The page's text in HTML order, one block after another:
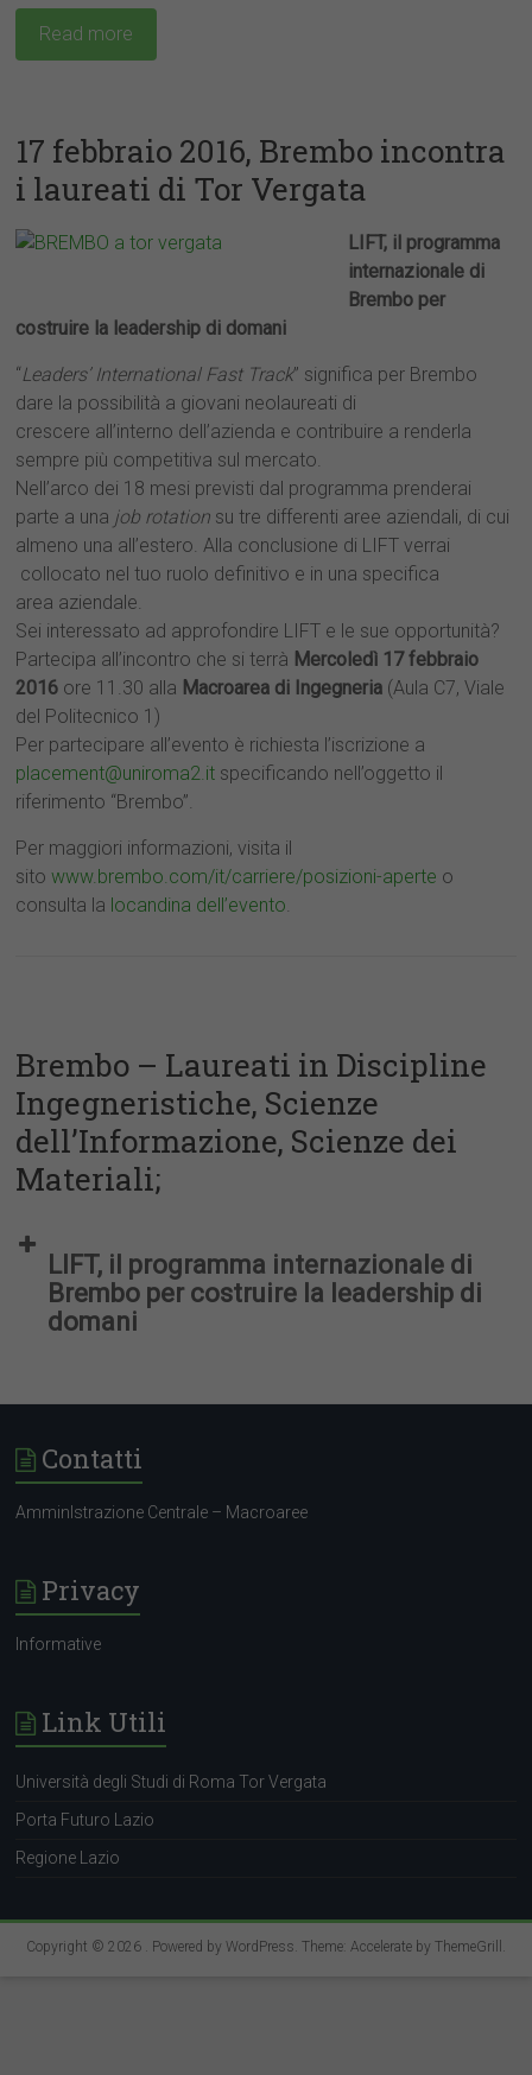
www.brembo.com/it/carriere/posizioni-
Read more
17 febbraio 2016, Brembo incontra
i laureati di Tor Vergata
LIFT, il programma
internazionale di
Brembo per
costruire la leadership di domani
“Leaders’ International Fast Track” significa per Brembo
dare la possibilità a giovani neolaureati di
crescere all’interno dell’azienda e contribuire a renderla
sempre più competitiva sul mercato.
Nell’arco dei 18 mesi previsti dal programma prenderai
parte a una job rotation su tre differenti aree aziendali, di cui
almeno una all’estero. Alla conclusione di LIFT verrai
collocato nel tuo ruolo definitivo e in una specifica
area aziendale.
Sei interessato ad approfondire LIFT e le sue opportunità?
Partecipa all’incontro che si terrà Mercoledì 17 febbraio
2016 ore 11.30 alla Macroarea di Ingegneria (Aula C7, Viale
del Politecnico 1)
Per partecipare all’evento è richiesta l’iscrizione a
placement@uniroma2.it specificando nell’oggetto il
riferimento “Brembo”.
Per maggiori informazioni, visita il
sitowww.brembo.com/it/carriere/posizioni-aperte o
consulta la locandina dell’evento.
Brembo – Laureati in Discipline
Ingegneristiche, Scienze
dell’Informazione, Scienze dei
Materiali;
LIFT, il programma internazionale di
Brembo per costruire la leadership di
domani
Contatti
AmminIstrazione Centrale – Macroaree
Privacy
Informative
Link Utili
Università degli Studi di Roma Tor Vergata
Porta Futuro Lazio
Regione Lazio
Copyright © 2026 . Powered by WordPress. Theme: Accelerate by ThemeGrill .